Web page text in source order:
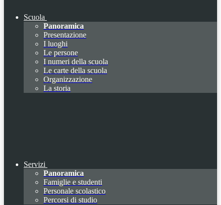
Scuola
Panoramica
Presentazione
I luoghi
Le persone
I numeri della scuola
Le carte della scuola
Organizzazione
La storia
Servizi
Panoramica
Famiglie e studenti
Personale scolastico
Percorsi di studio